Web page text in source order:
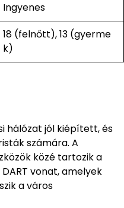
Ingyenes
18 (felnőtt), 13 (gyerme
k)
hálózat jól kiépített, és
számára. A
közé tartozik a
DART vonat, amelyek
a város